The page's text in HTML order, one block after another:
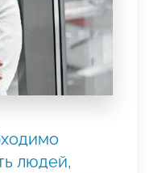
людей,